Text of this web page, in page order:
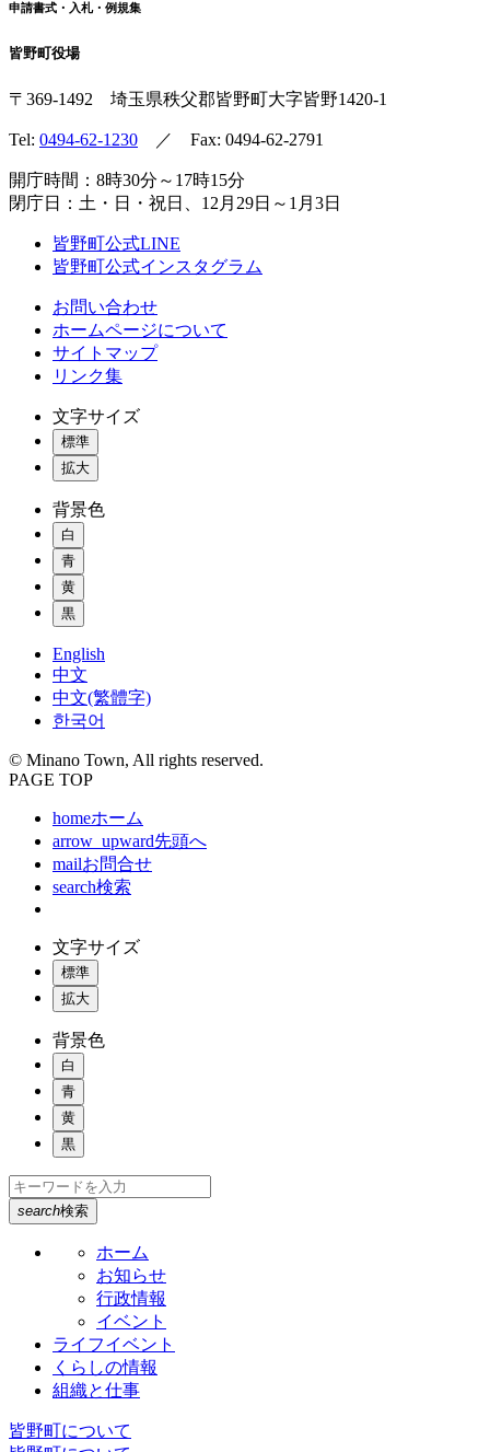
申請書式・入札・例規集
皆野町役場
〒369-1492 埼玉県秩父郡皆野町大字皆野1420-1
Tel: 0494-62-1230 ／ Fax: 0494-62-2791
開庁時間：8時30分～17時15分
閉庁日：土・日・祝日、12月29日～1月3日
皆野町公式LINE
皆野町公式インスタグラム
お問い合わせ
ホームページについて
サイトマップ
リンク集
文字サイズ
標準
拡大
背景色
白
青
黄
黒
English
中文
中文(繁體字)
한국어
© Minano Town, All rights reserved.
PAGE TOP
homeホーム
arrow_upward先頭へ
mailお問合せ
search検索
文字サイズ
標準
拡大
背景色
白
青
黄
黒
search検索
ホーム
お知らせ
行政情報
イベント
ライフイベント
くらしの情報
組織と仕事
皆野町について